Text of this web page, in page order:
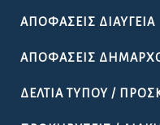
ΑΠΟΦΆΣΕΙΣ ΔΙΑΎΓΕΙΑ
ΑΠΟΦΆΣΕΙΣ
ΔΕΛΤΊΑ ΤΎΠΟΥ /